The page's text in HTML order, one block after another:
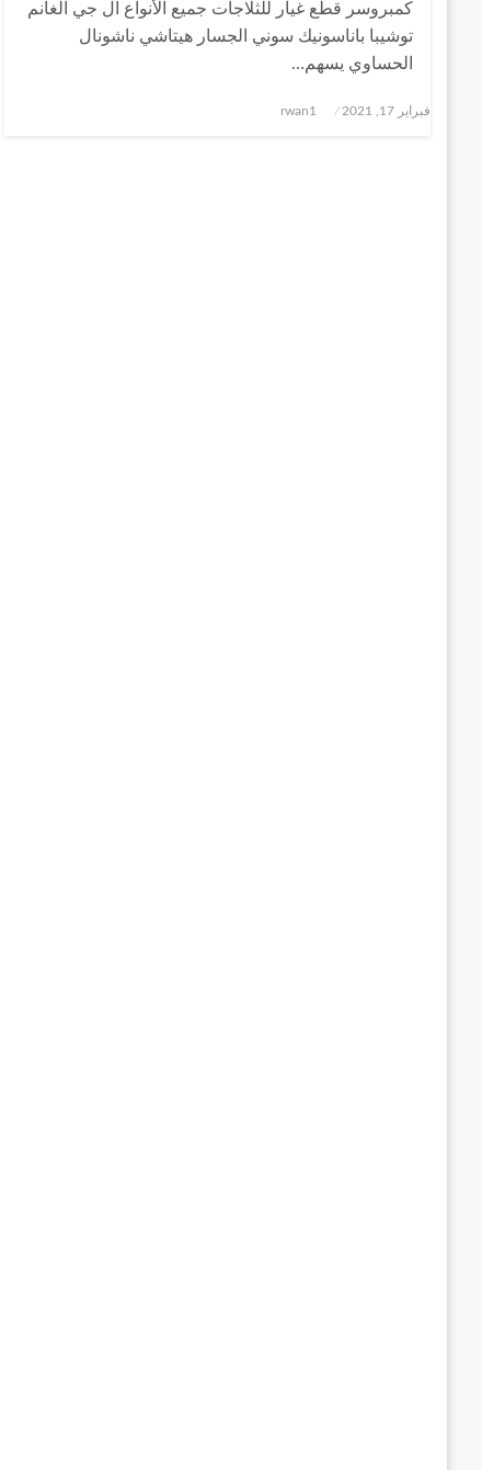
كمبروسر قطع غيار للثلاجات جميع الأنواع ال جي الغانم
توشيبا باناسونيك سوني الجسار هيتاشي ناشونال
الحساوي يسهم…
نُشر
فبراير 17, 2021 rwan1